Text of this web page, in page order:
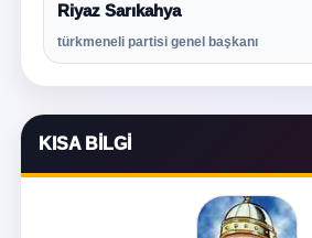
Riyaz Sarıkahya
türkmeneli partisi genel başkanı
KISA BILGI